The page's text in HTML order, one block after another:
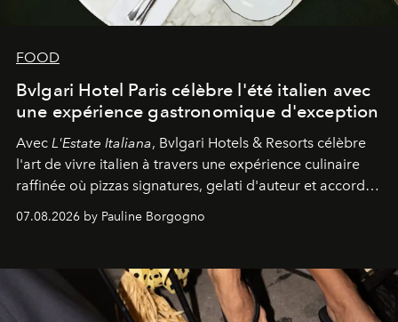
FOOD
Bvlgari Hotel Paris célèbre l'été italien avec
une expérience gastronomique d'exception
Avec L'Estate Italiana, Bvlgari Hotels & Resorts célèbre
l'art de vivre italien à travers une expérience culinaire
raffinée où pizzas signatures, gelati d'auteur et accords
d'exception composent un véritable voyage sensoriel.
07.08.2026 by Pauline Borgogno